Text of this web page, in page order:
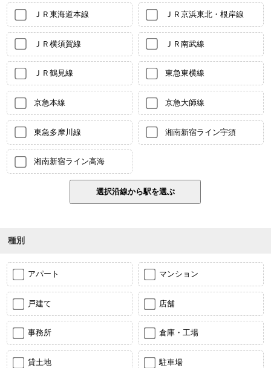
ＪＲ東海道本線 ＪＲ京浜東北・根岸線
ＪＲ横須賀線 ＪＲ南武線
ＪＲ鶴見線 東急東横線
京急本線 京急大師線
東急多摩川線 湘南新宿ライン宇須
湘南新宿ライン高海
種別
アパート マンション
戸建て 店舗
事務所 倉庫・工場
貸土地 駐車場